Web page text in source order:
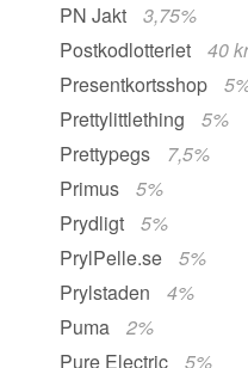
PN Jakt
3,75%
Postkodlotteriet
40 kr
Presentkortsshop
Prettylittlething
5%
Prettypegs
7,5%
Primus
5%
Prydligt
5%
PrylPelle.se
5%
Prylstaden
4%
Puma
2%
Pure Electric
5%